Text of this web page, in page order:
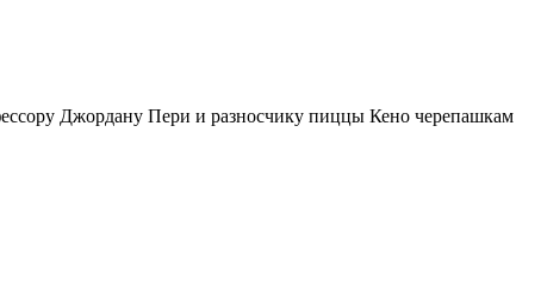
Джордану Пери и разносчику пиццы Кено черепашкам